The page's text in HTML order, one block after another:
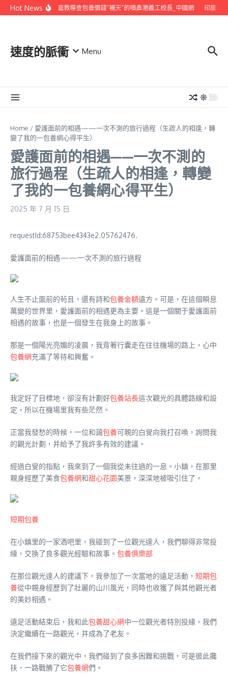
Skip to content
Hot News
鼻港故事｜為貧苦家庭教導查包養價錢“補天”的噴鼻港義工校長_中國網 印度國
速度的脈衝 Menu
Home / 愛護面前的相遇——一次不測的旅行過程（生疏人的相逢，轉
變了我的一包養網心得平生）
愛護面前的相遇——一次不測的
旅行過程（生疏人的相逢，轉變
了我的一包養網心得平生）
2025 年 7 月 15 日
requestId:68753bee4343e2.05762476.
愛護面前的相遇——一次不測的旅行過程
人生不止面前的茍且，還有詩和包養金額遠方。可是，在這個瞬息
萬變的世界里，愛護面前的相遇更為主要。這是一個關于愛護面前
相遇的故事，也是一個發生在我身上的故事。
那是一個陽光亮媚的凌晨，我背著行囊走在往往機場的路上，心中
包養網充滿了等待和興奮。
我定好了目標地，卻沒有計劃好包養站長這次觀光的具體路線和設
定，所以在機場里我有些茫然。
正當我發愁的時候，一位和藹包養可親的白叟向我打召喚，詢問我
的觀光計劃，并給予了我許多有效的建議。
經過白叟的指點，我來到了一個我從未往過的一息。小鎮，在那里
親身經歷了美食包養網和甜心花園美景，深深地被吸引住了。
短期包養
在小鎮里的一家酒吧里，我碰到了一位觀光達人，我們聊得非常投
緣，交換了良多觀光經驗和故事。 包養俱樂部
在那位觀光達人的建議下，我參加了一次當地的遠足活動， 短期包
養從中親身經歷到了壯麗的山川風光，同時也收獲了與其他觀光者
的美妙相遇。
遠足活動結束后，我和此包養甜心網中一位觀光者特別投緣，我們
決定繼續在一路觀光，并成為了老友。
在我們接下來的觀光中，我們碰到了良多困難和挑戰，可是彼此攙
扶，一路戰勝了它包養網們。